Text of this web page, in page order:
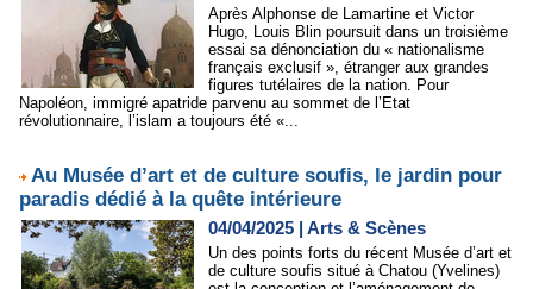
Après Alphonse de Lamartine et Victor
Hugo, Louis Blin poursuit dans un troisième
essai sa dénonciation du « nationalisme
français exclusif », étranger aux grandes
figures tutélaires de la nation. Pour
Napoléon, immigré apatride parvenu au sommet de l’Etat
révolutionnaire, l’islam a toujours été «...
Au Musée d’art et de culture soufis, le jardin pour
paradis dédié à la quête intérieure
04/04/2025 | Arts & Scènes
Un des points forts du récent Musée d’art et
de culture soufis situé à Chatou (Yvelines)